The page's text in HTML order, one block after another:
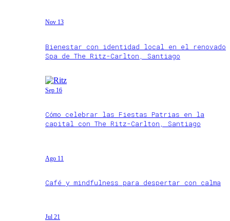
Nov 13
Bienestar con identidad local en el renovado
Spa de The Ritz-Carlton, Santiago
Sep 16
Cómo celebrar las Fiestas Patrias en la
capital con The Ritz-Carlton, Santiago
Ago 11
Café y mindfulness para despertar con calma
Jul 21